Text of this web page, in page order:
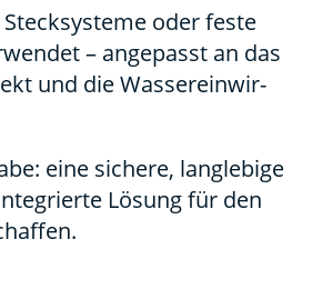
oder fes­te
– ange­passt an das
und die Was­ser­ein­wir­
eine siche­re, lang­le­bi­ge
Lösung für den